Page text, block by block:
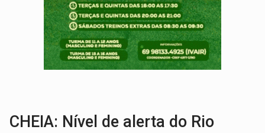
TRIBUNAL DO CRIME:Homem é espancado por facção criminosa
VÍDEO:Perseguição é registrada no shopping após colombiana furtar
LUDOPATIA:Apostas online começam a afetar produtividade e rotina
CHEIA: Nível de alerta do Rio